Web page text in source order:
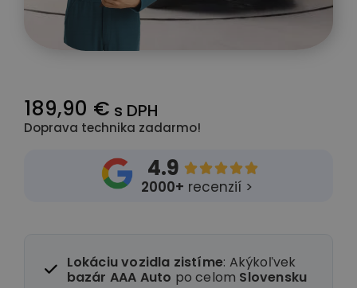
189,90 € s DPH
Doprava technika zadarmo!
4.9 
2000+ recenzií >
Lokáciu vozidla zistíme: Akýkoľvek
bazár AAA Auto po celom Slovensku